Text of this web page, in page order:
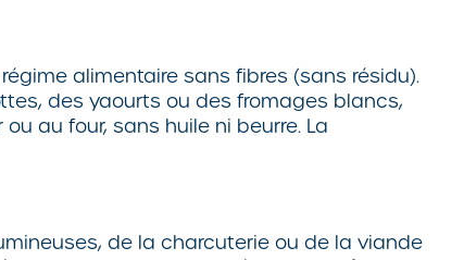
alimentaire sans fibres (sans résidu).
des yaourts ou des fromages blancs,
au four, sans huile ni beurre. La
de la charcuterie ou de la viande